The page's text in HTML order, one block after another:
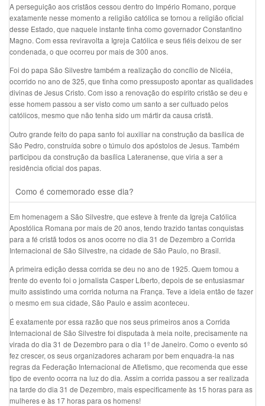
A perseguição aos cristãos cessou dentro do Império Romano, porque
exatamente nesse momento a religião católica se tornou a religião oficial
desse Estado, que naquele instante tinha como governador Constantino
Magno. Com essa reviravolta a Igreja Católica e seus fiéis deixou de ser
condenada, o que ocorreu por mais de 300 anos.
Foi do papa São Silvestre também a realização do concílio de Nicéia,
ocorrido no ano de 325, que tinha como pressuposto apontar as qualidades
divinas de Jesus Cristo. Com isso a renovação do espírito cristão se deu e
esse homem passou a ser visto como um santo a ser cultuado pelos
católicos, mesmo que não tenha sido um mártir da causa cristã.
Outro grande feito do papa santo foi auxiliar na construção da basílica de
São Pedro, construída sobre o túmulo dos apóstolos de Jesus. Também
participou da construção da basílica Lateranense, que viria a ser a
residência oficial dos papas.
Como é comemorado esse dia?
Em homenagem a São Silvestre, que esteve à frente da Igreja Católica
Apostólica Romana por mais de 20 anos, tendo trazido tantas conquistas
para a fé cristã todos os anos ocorre no dia 31 de Dezembro a Corrida
Internacional de São Silvestre, na cidade de São Paulo, no Brasil.
A primeira edição dessa corrida se deu no ano de 1925. Quem tomou a
frente do evento foi o jornalista Casper Líberto, depois de se entusiasmar
muito assistindo uma corrida noturna na França. Teve a ideia então de fazer
o mesmo em sua cidade, São Paulo e assim aconteceu.
É exatamente por essa razão que nos seus primeiros anos a Corrida
Internacional de São Silvestre foi disputada à meia noite, precisamente na
virada do dia 31 de Dezembro para o dia 1º de Janeiro. Como o evento só
fez crescer, os seus organizadores acharam por bem enquadra-la nas
regras da Federação Internacional de Atletismo, que recomenda que esse
tipo de evento ocorra na luz do dia. Assim a corrida passou a ser realizada
na tarde do dia 31 de Dezembro, mais especificamente às 15 horas para as
mulheres e às 17 horas para os homens!